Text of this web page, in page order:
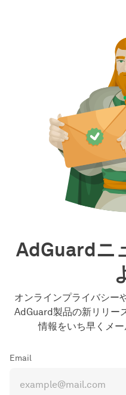
AdGuardニ
オンラインプライバシー
AdGuard製品の新リリー
情報をいち早くメー
Email